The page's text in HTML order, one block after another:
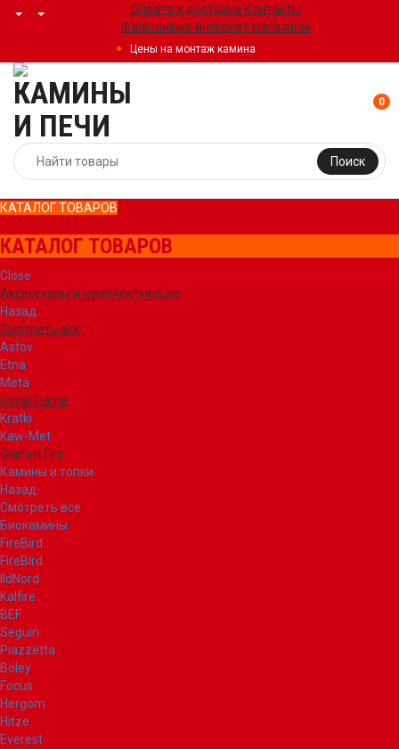
Оплата и доставка Контакты
Фальшивые интернет магазины
Цены на монтаж камина
Поиск
0
КАТАЛОГ ТОВАРОВ
КАТАЛОГ ТОВАРОВ
Close
Аксессуары и комплектующие
Назад
Смотреть все
Astov
Etna
Meta
Royal Flame
Kratki
Kaw-Met
Glamm Fire
Камины и топки
Назад
Смотреть все
Биокамины
FireBird
FireBird
IldNord
Kalfire
BEF
Seguin
Piazzetta
Boley
Focus
Hergom
Hitze
Everest